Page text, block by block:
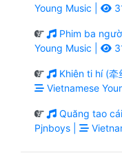
Young Music |
Phim ba
Young Music |
Khiên ti hí (牵
Vietnamese
Quăng tao
Pjnboys |